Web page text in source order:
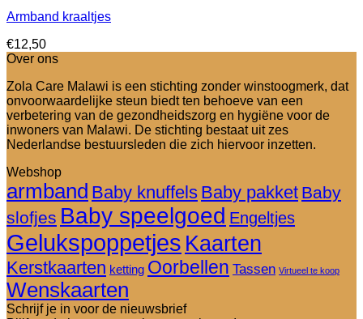
Armband kraaltjes
€12,50
Over ons
Zola Care Malawi is een stichting zonder winstoogmerk, dat
onvoorwaardelijke steun biedt ten behoeve van een
verbetering van de gezondheidszorg en hygiëne voor de
inwoners van Malawi. De stichting bestaat uit zes
Nederlandse bestuursleden die zich hiervoor inzetten.
Webshop
armband Baby knuffels Baby pakket Baby
slofjes Baby speelgoed Engeltjes
Gelukspoppetjes Kaarten
Kerstkaarten ketting Oorbellen Tassen Virtueel te koop
Wenskaarten
Schrijf je in voor de nieuwsbrief